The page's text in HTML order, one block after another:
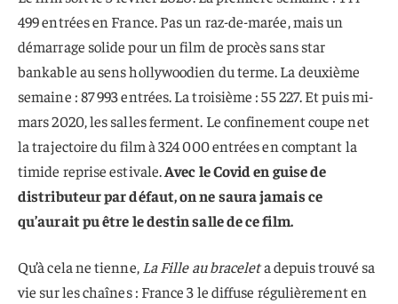
499 entrées en France. Pas un raz-de-marée, mais un
démarrage solide pour un film de procès sans star
bankable au sens hollywoodien du terme. La deuxième
semaine : 87 993 entrées. La troisième : 55 227. Et puis mi-
mars 2020, les salles ferment. Le confinement coupe net
la trajectoire du film à 324 000 entrées en comptant la
timide reprise estivale.Avec le Covid en guise de
distributeur par défaut, on ne saura jamais ce
qu’aurait pu être le destin salle de ce film.
Qu’à cela ne tienne, La Fille au braceleta depuis trouvé sa
vie sur les chaînes : France 3 le diffuse régulièrement en